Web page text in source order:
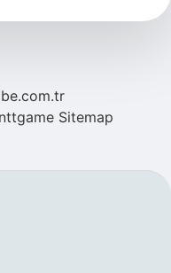
nttgame Sitemap